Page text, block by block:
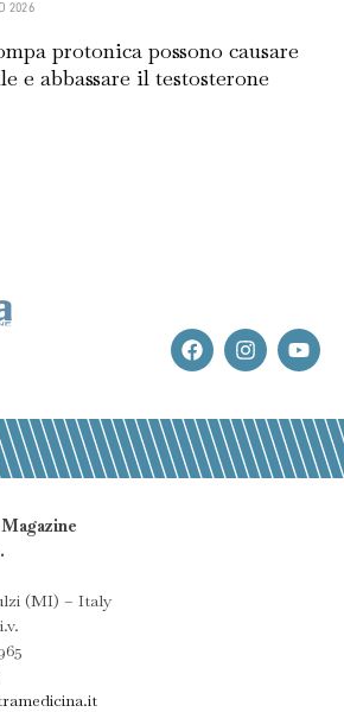
2026
protonica possono causare
e abbassare il testosterone
(MI) – Italy